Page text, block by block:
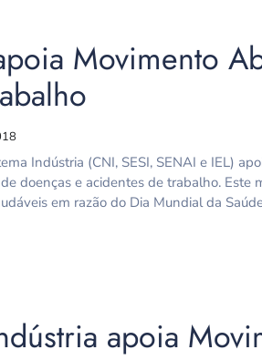
Movimento
Indústria (CNI, SESI, SENAI e IEL)
doenças e acidentes de trabalho.
em razão do Dia Mundial da
apoia